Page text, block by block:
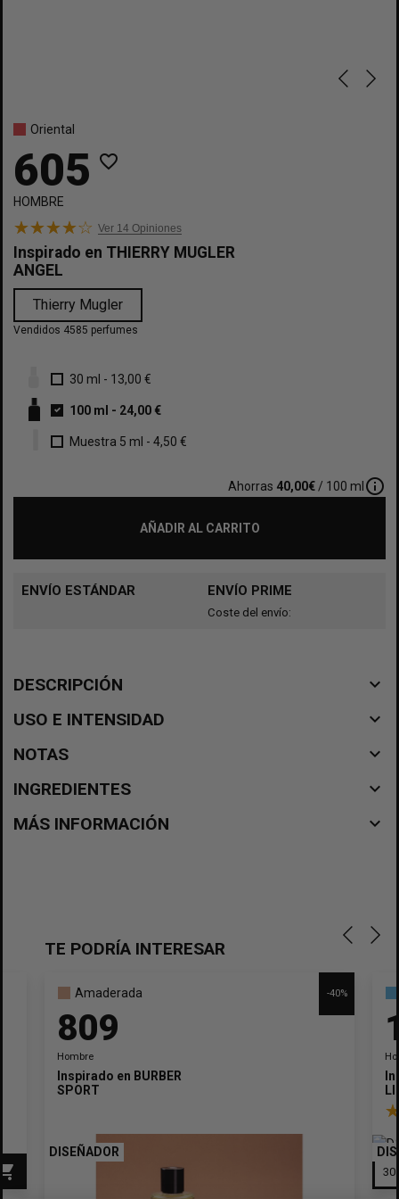
Crear lista de deseos ×
Oriental
605 favorite_border
HOMBRE
Ver 14 Opiniones
Inspirado en THIERRY MUGLER
ANGEL
Thierry Mugler
Vendidos 4585 perfumes
30 ml - 13,00 €
100 ml - 24,00 €
Muestra 5 ml - 4,50 €
Ahorras 40,00€ / 100 mlinfo_outline
AÑADIR AL CARRITO
ENVÍO ESTÁNDAR ENVÍO PRIME
Coste del envío:
DESCRIPCIÓN navigate_before
USO E INTENSIDAD navigate_before
NOTAS navigate_before
INGREDIENTES navigate_before
MÁS INFORMACIÓN navigate_before
TE PODRÍA INTERESAR
Amaderada
809
Hombre
Inspirado en BURBERRY
SPORT
-40%
DISEÑADOR